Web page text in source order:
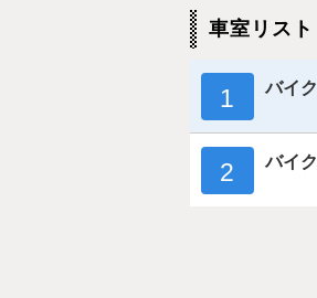
車室リスト
1 バイク
2 バイク